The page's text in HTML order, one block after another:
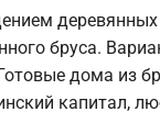
бруса.
дома из
капитал,